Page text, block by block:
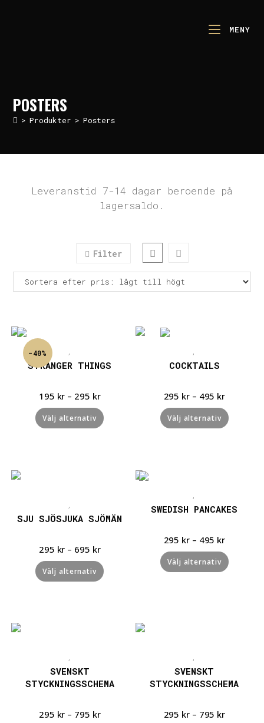
MENY
POSTERS
> Produkter > Posters
Leveranstid 7-14 dagar beroende på
lagersaldo.
Filter
-40%
Snabbvisning
STRANGER THINGS
195 kr – 295 kr
Välj alternativ
COCKTAILS
295 kr – 495 kr
Välj alternativ
SJU SJÖSJUKA SJÖMÄN
295 kr – 695 kr
Välj alternativ
SWEDISH PANCAKES
295 kr – 495 kr
Välj alternativ
SVENSKT
STYCKNINGSSCHEMA
295 kr – 795 kr
SVENSKT
STYCKNINGSSCHEMA
295 kr – 795 kr